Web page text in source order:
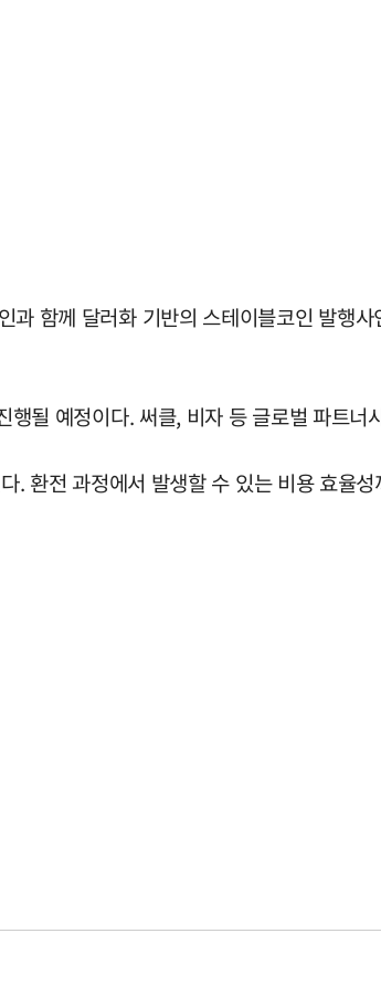
함께 달러화 기반의 스테이블코인 발행
될 예정이다. 써클, 비자 등 글로벌 파트너
환전 과정에서 발생할 수 있는 비용 효율